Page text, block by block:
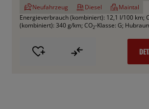
Neufahrzeug
Diesel
Maintal
Energieverbrauch (kombiniert): 12,1 l/100 km;
(kombiniert): 340 g/km; CO2-Klasse: G;